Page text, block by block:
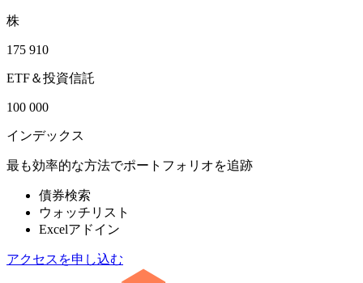
株
175 910
ETF＆投資信託
100 000
インデックス
最も効率的な方法でポートフォリオを追跡
債券検索
ウォッチリスト
Excelアドイン
アクセスを申し込む